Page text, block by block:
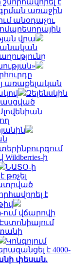
առաջին
անօդաչու
վրա
առաքելական
Զելենսկին
ի
ՆԱՏՕ-ի
է
ում վճարովի
Էստոնիայում
Կոնգոյում
է 4000-
փեսան.